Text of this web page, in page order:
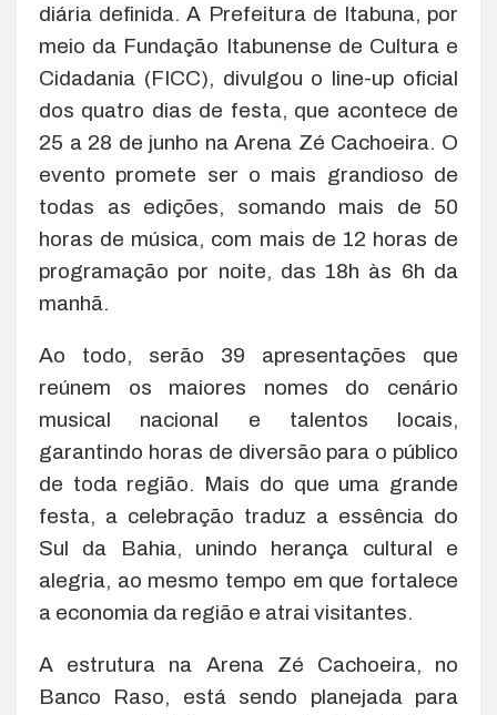
diária definida. A Prefeitura de Itabuna, por
meio da Fundação Itabunense de Cultura e
Cidadania (FICC), divulgou o line-up oficial
dos quatro dias de festa, que acontece de
25 a 28 de junho na Arena Zé Cachoeira. O
evento promete ser o mais grandioso de
todas as edições, somando mais de 50
horas de música, com mais de 12 horas de
programação por noite, das 18h às 6h da
manhã.
Ao todo, serão 39 apresentações que
reúnem os maiores nomes do cenário
musical nacional e talentos locais,
garantindo horas de diversão para o público
de toda região. Mais do que uma grande
festa, a celebração traduz a essência do
Sul da Bahia, unindo herança cultural e
alegria, ao mesmo tempo em que fortalece
a economia da região e atrai visitantes.
A estrutura na Arena Zé Cachoeira, no
Banco Raso, está sendo planejada para